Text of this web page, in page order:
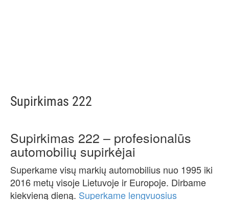
Supirkimas 222
Supirkimas 222 – profesionalūs
automobilių supirkėjai
Superkame visų markių automobilius nuo 1995 iki
2016 metų visoje Lietuvoje ir Europoje. Dirbame
kiekvieną dieną. Superkame lengvuosius